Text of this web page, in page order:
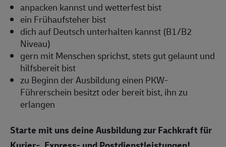
anpacken kannst und wetterfest bist
ein Frühaufsteher bist
dich auf Deutsch unterhalten kannst (B1/B2
Niveau)
gern mit Menschen sprichst, stets gut gelaunt und
hilfsbereit bist
zu Beginn der Ausbildung einen PKW-
Führerschein besitzt oder bereit bist, ihn zu
erlangen
Starte mit uns deine Ausbildung zur Fachkraft für